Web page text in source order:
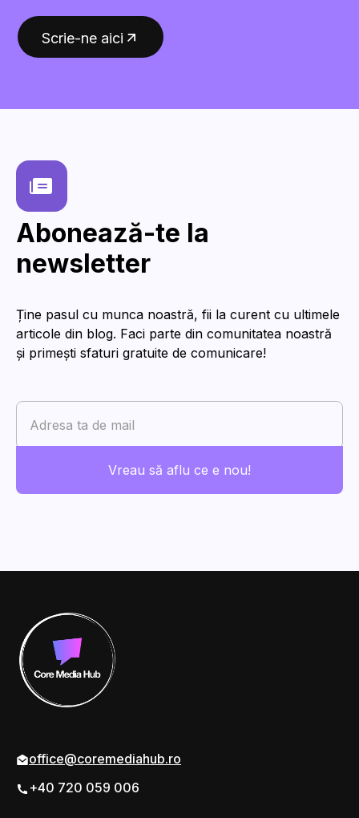
Scrie-ne aici
Scrie-ne aici
Abonează-te la
newsletter
Ține pasul cu munca noastră, fii la curent cu ultimele
articole din blog. Faci parte din comunitatea noastră
și primești sfaturi gratuite de comunicare!
office@coremediahub.ro
+40 720 059 006